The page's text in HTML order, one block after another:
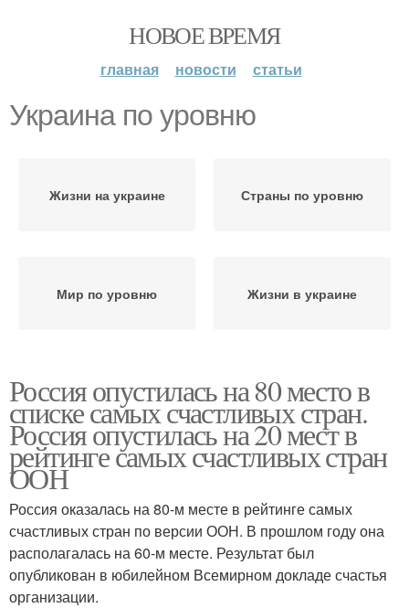
НОВОЕ ВРЕМЯ
главная новости статьи
Украина по уровню
Жизни на украине Страны по уровню
Мир по уровню Жизни в украине
Россия опустилась на 80 место в
списке самых счастливых стран.
Россия опустилась на 20 мест в
рейтинге самых счастливых стран
ООН
Россия оказалась на 80-м месте в рейтинге самых
счастливых стран по версии ООН. В прошлом году она
располагалась на 60-м месте. Результат был
опубликован в юбилейном Всемирном докладе счастья
организации.